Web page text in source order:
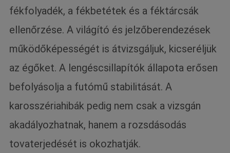
fékfolyadék, a fékbetétek és a féktárcsák
ellenőrzése. A világító és jelzőberendezések
működőképességét is átvizsgáljuk, kicseréljük
az égőket. A lengéscsillapítók állapota erősen
befolyásolja a futómű stabilitását. A
karosszériahibák pedig nem csak a vizsgán
akadályozhatnak, hanem a rozsdásodás
tovaterjedését is okozhatják.